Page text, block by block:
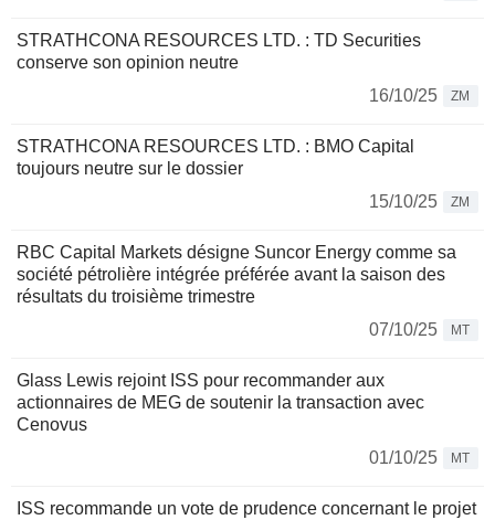
STRATHCONA RESOURCES LTD. : TD Securities
conserve son opinion neutre
16/10/25
ZM
STRATHCONA RESOURCES LTD. : BMO Capital
toujours neutre sur le dossier
15/10/25
ZM
RBC Capital Markets désigne Suncor Energy comme sa
société pétrolière intégrée préférée avant la saison des
résultats du troisième trimestre
07/10/25
MT
Glass Lewis rejoint ISS pour recommander aux
actionnaires de MEG de soutenir la transaction avec
Cenovus
01/10/25
MT
ISS recommande un vote de prudence concernant le projet